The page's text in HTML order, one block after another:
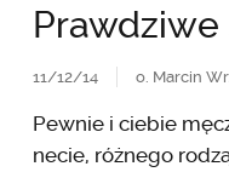
Prawdziwe
11/12/14 o. Marcin
Pewnie i ciebie
necie, różnego